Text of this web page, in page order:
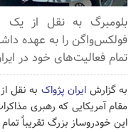
بلومبرگ به نقل از یک
فولکس‌واگن را به عهده
تمام فعالیت‌های خود در
به گزارش ایران پژواک به نقل
مقام آمریکایی که رهبری
این خودروساز بزرگ تقریباً